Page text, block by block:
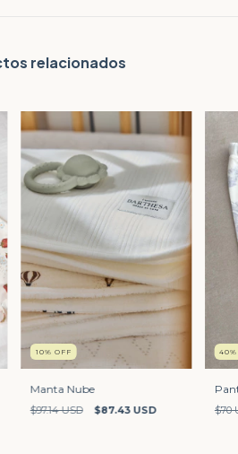
relacionados
10% OFF
Manta Nube
$97.14 USD $87.43 USD
40
$70